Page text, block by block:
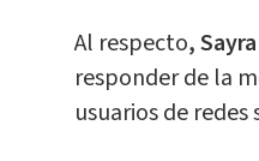
Al respecto,
responder de la
usuarios de redes